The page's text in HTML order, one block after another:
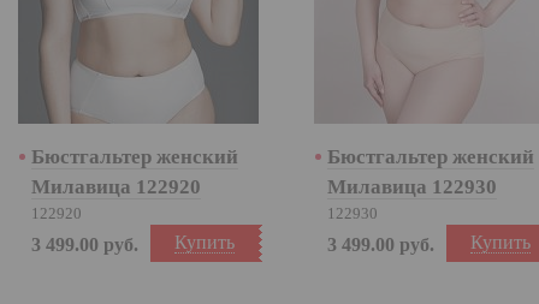
Бюстгальтер женский
Милавица 122920
122920
Купить
3 499.00 руб.
Бюстгальтер женский
Милавица 122930
122930
Купить
3 499.00 руб.